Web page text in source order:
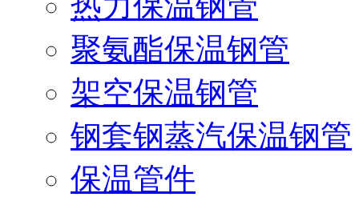
聚氨酯保温钢管
架空保温钢管
钢套钢蒸汽保温钢管
保温管件